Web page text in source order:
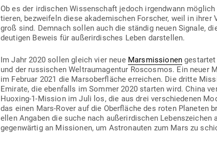
Ob es der irdi­schen Wis­sen­schaft jedoch irgendwann
tieren, bezweifeln diese aka­de­mi­schen For­scher, weil in
groß sind. Demnach sollen auch die ständig neuen Signale,
deu­tigen Beweis für außer­ir­di­sches Leben darstellen.
Im Jahr 2020 sollen gleich vier neue Mars­mis­sionen gestartet
und der rus­si­schen Welt­raum­agentur Rosc­osmos. Ein neuer
im Februar 2021 die Mars­ober­fläche erreichen. Die dritte
Emirate, die eben­falls im Sommer 2020 starten wird. China
Huoxing-1-Mission im Juli los, die aus drei ver­schie­denen
das einen Mars-Rover auf die Ober­fläche des roten
ellen Angaben die suche nach außer­ir­di­schen Lebens­zeichen
gegen­wärtig an Mis­sionen, um Astro­nauten zum Mars zu